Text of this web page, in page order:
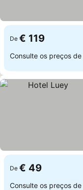
De € 119
Consulte os preços de
De € 49
Consulte os preços de